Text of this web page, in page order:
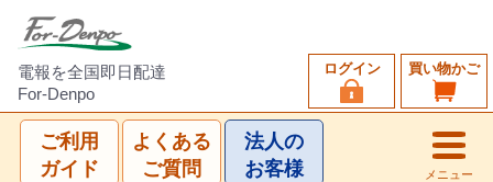
電報を全国即日配達
For-Denpo
買い物かご
ログイン
ご利用
ガイド
よくある
ご質問
法人の
お客様
メニュー